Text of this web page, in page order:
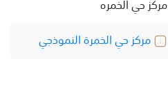
مركز حي الخمرة النموذجي